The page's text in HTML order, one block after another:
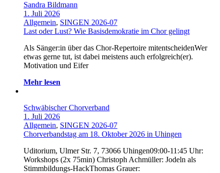
Sandra Bildmann
1. Juli 2026
Allgemein, SINGEN 2026-07
Last oder Lust? Wie Basisdemokratie im Chor gelingt
Als Sänger:in über das Chor-Repertoire mitentscheidenWer
etwas gerne tut, ist dabei meistens auch erfolgreich(er).
Motivation und Eifer
Mehr lesen
Schwäbischer Chorverband
1. Juli 2026
Allgemein, SINGEN 2026-07
Chorverbandstag am 18. Oktober 2026 in Uhingen
Uditorium, Ulmer Str. 7, 73066 Uhingen09:00-11:45 Uhr:
Workshops (2x 75min) Christoph Achmüller: Jodeln als
Stimmbildungs-HackThomas Grauer: